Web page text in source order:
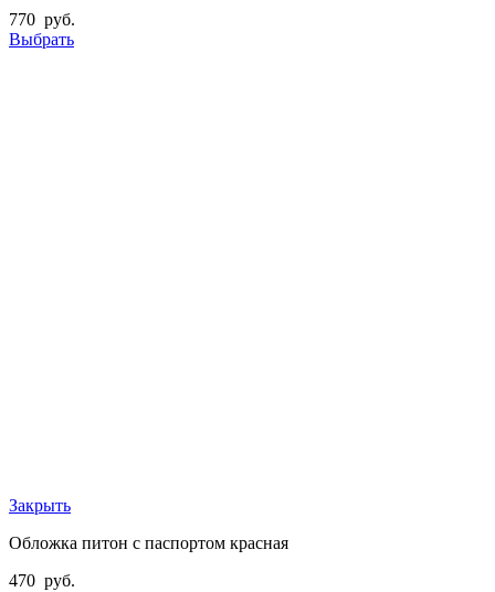
770 руб.
Выбрать
Закрыть
Обложка питон с паспортом красная
470 руб.